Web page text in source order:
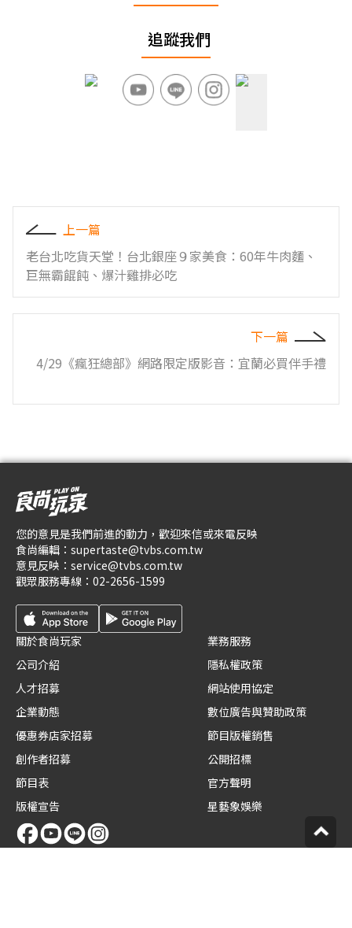
追蹤我們
上一篇
老台北吃貨天堂！台北銀座９家美食：60年牛肉麵、
巨無霸餛飩、爆汁雞排必吃
下一篇
4/29《瘋狂總部》網路限定版影音：宜蘭必買伴手禮
您的意見是我們前進的動力，歡迎來信或來電反映
食尚編輯： supertaste@tvbs.com.tw
意見反映： service@tvbs.com.tw
觀眾服務專線： 02-2656-1599
關於食尚玩家
公司介紹
人才招募
企業動態
優惠券店家招募
創作者招募
節目表
版權宣告
業務服務
隱私權政策
網站使用協定
數位廣告與贊助政策
節目版權銷售
公開招標
官方聲明
星藝象娛樂